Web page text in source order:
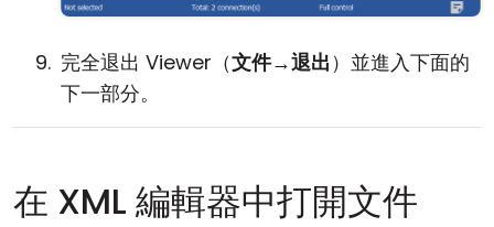
完全退出 Viewer（文件→退出 ）並進入下面的
下一部分。
在 XML 編輯器中打開文件